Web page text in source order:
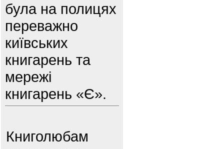
була на полицях
переважно
київських
книгарень та
мережі
книгарень «Є».
Книголюбам